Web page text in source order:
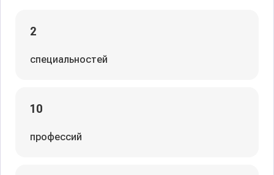
2
специальностей
10
профессий